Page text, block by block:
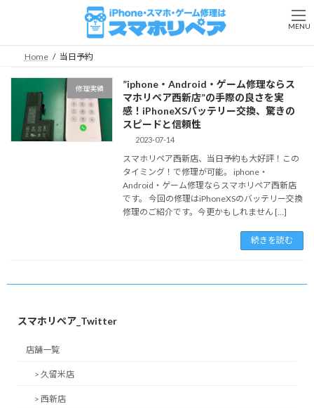
Home 当日予約
修理実績
”iphone・Android・ゲーム修理ならス
マホリペア西新店”の手際の良さを実
感！iPhoneXSバッテリー交換、驚きの
スピードと信頼性
2023-07-14
スマホリペア西新店、当日予約も大好評！この
タイミング！で修理が可能。 iphone・
Android・ゲーム修理ならスマホリペア西新店
です。 今回の修理はiPhoneXSのバッテリー交換
修理のご紹介です。今更かもしれません […]
続きを読む
スマホリペア_Twitter
店舗一覧
> 久留米店
> 西新店
MENU